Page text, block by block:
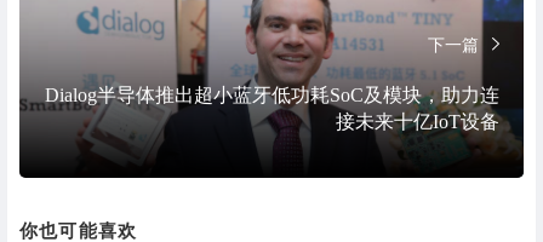
下一篇
Dialog半导体推出超小蓝牙低功耗SoC及模块，助力连
接未来十亿IoT设备
你也可能喜欢